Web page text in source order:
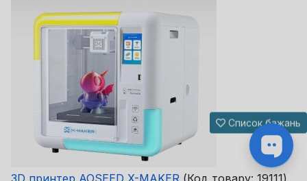
3D принтер AOSEED X-MAKER (Код товару: 19111)
Список бажань